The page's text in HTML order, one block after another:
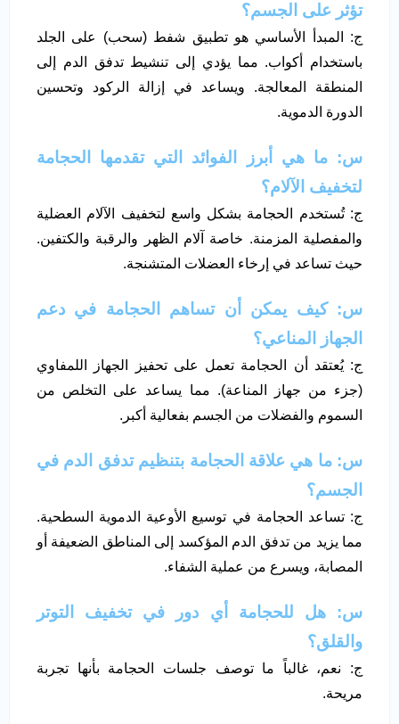
تؤثر على الجسم؟
ج: المبدأ الأساسي هو تطبيق شفط (سحب) على الجلد
باستخدام أكواب. مما يؤدي إلى تنشيط تدفق الدم إلى
المنطقة المعالجة. ويساعد في إزالة الركود وتحسين
الدورة الدموية.
س: ما هي أبرز الفوائد التي تقدمها الحجامة
لتخفيف الآلام؟
ج: تُستخدم الحجامة بشكل واسع لتخفيف الآلام العضلية
والمفصلية المزمنة. خاصة آلام الظهر والرقبة والكتفين.
حيث تساعد في إرخاء العضلات المتشنجة.
س: كيف يمكن أن تساهم الحجامة في دعم
الجهاز المناعي؟
ج: يُعتقد أن الحجامة تعمل على تحفيز الجهاز اللمفاوي
(جزء من جهاز المناعة). مما يساعد على التخلص من
السموم والفضلات من الجسم بفعالية أكبر.
س: ما هي علاقة الحجامة بتنظيم تدفق الدم في
الجسم؟
ج: تساعد الحجامة في توسيع الأوعية الدموية السطحية.
مما يزيد من تدفق الدم المؤكسد إلى المناطق الضعيفة أو
المصابة، ويسرع من عملية الشفاء.
س: هل للحجامة أي دور في تخفيف التوتر
والقلق؟
ج: نعم، غالباً ما توصف جلسات الحجامة بأنها تجربة
مريحة.